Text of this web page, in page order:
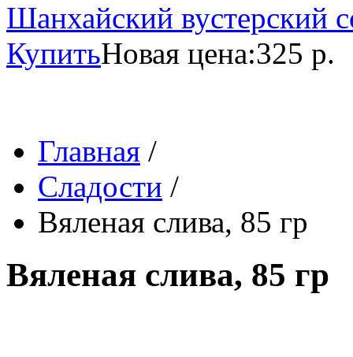
Шанхайский вустерский
КупитьНовая цена:325 р.
Главная /
Сладости /
Вяленая слива, 85 гр
Вяленая слива, 85 гр